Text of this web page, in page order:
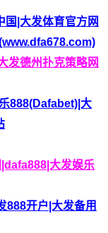
国|大发体育官方网
发德州扑克策略网
888(Dafabet)|大
大发娱乐
888开户|大发备用